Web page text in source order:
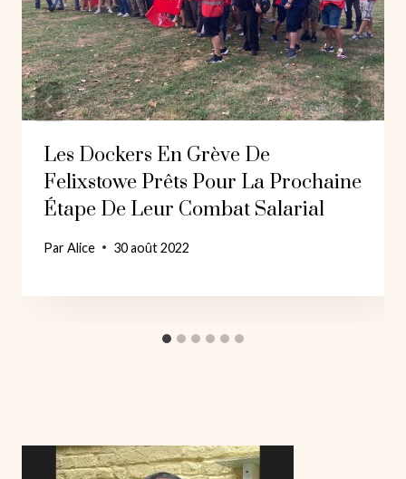
Les Dockers En Grève De
Felixstowe Prêts Pour La Prochaine
Étape De Leur Combat Salarial
ParAlice 30 août 2022